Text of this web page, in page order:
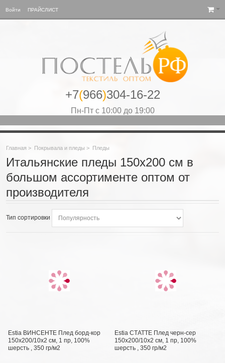
Войти ПРАЙСЛИСТ
+7(966)304-16-22
Пн-Пт с 10:00 до 19:00
Главная > Покрывала и пледы > Пледы
Итальянские пледы 150х200 см в
большом ассортименте оптом от
производителя
Тип сортировки
Estia ВИНСЕНТЕ Плед борд-кор
150х200/10х2 см, 1 пр, 100%
шерсть , 350 гр/м2
Estia СТАТТЕ Плед черн-сер
150х200/10х2 см, 1 пр, 100%
шерсть , 350 гр/м2